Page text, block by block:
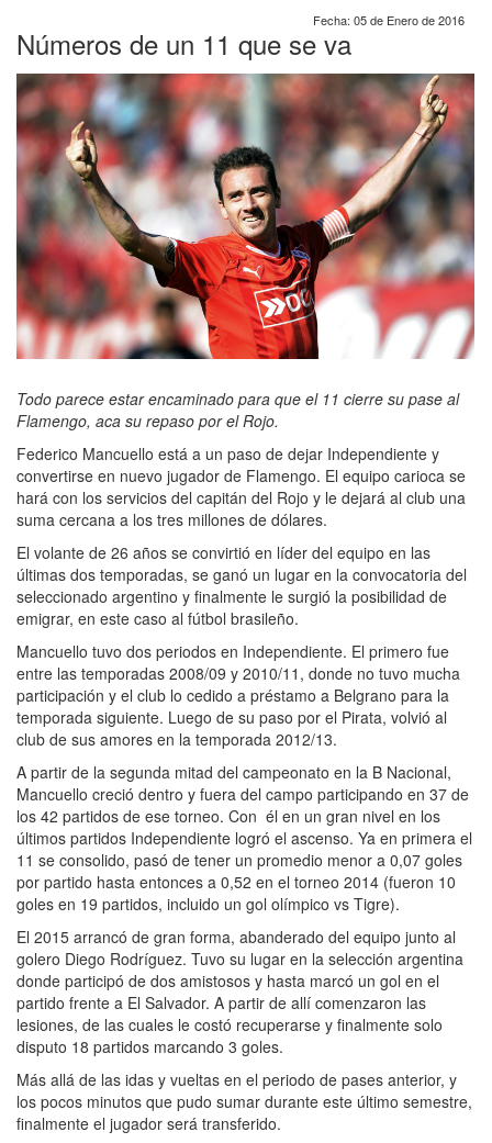
Fecha: 05 de Enero de 2016
Números de un 11 que se va
Todo parece estar encaminado para que el 11 cierre su pase al
Flamengo, aca su repaso por el Rojo.
Federico Mancuello está a un paso de dejar Independiente y
convertirse en nuevo jugador de Flamengo. El equipo carioca se
hará con los servicios del capitán del Rojo y le dejará al club una
suma cercana a los tres millones de dólares.
El volante de 26 años se convirtió en líder del equipo en las
últimas dos temporadas, se ganó un lugar en la convocatoria del
seleccionado argentino y finalmente le surgió la posibilidad de
emigrar, en este caso al fútbol brasileño.
Mancuello tuvo dos periodos en Independiente. El primero fue
entre las temporadas 2008/09 y 2010/11, donde no tuvo mucha
participación y el club lo cedido a préstamo a Belgrano para la
temporada siguiente. Luego de su paso por el Pirata, volvió al
club de sus amores en la temporada 2012/13.
A partir de la segunda mitad del campeonato en la B Nacional,
Mancuello creció dentro y fuera del campo participando en 37 de
los 42 partidos de ese torneo. Con él en un gran nivel en los
últimos partidos Independiente logró el ascenso. Ya en primera el
11 se consolido, pasó de tener un promedio menor a 0,07 goles
por partido hasta entonces a 0,52 en el torneo 2014 (fueron 10
goles en 19 partidos, incluido un gol olímpico vs Tigre).
El 2015 arrancó de gran forma, abanderado del equipo junto al
golero Diego Rodríguez. Tuvo su lugar en la selección argentina
donde participó de dos amistosos y hasta marcó un gol en el
partido frente a El Salvador. A partir de allí comenzaron las
lesiones, de las cuales le costó recuperarse y finalmente solo
disputo 18 partidos marcando 3 goles.
Más allá de las idas y vueltas en el periodo de pases anterior, y
los pocos minutos que pudo sumar durante este último semestre,
finalmente el jugador será transferido.